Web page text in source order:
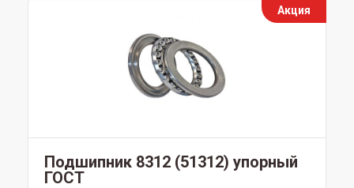
Акция
Подшипник 8312 (51312) упорный
ГОСТ